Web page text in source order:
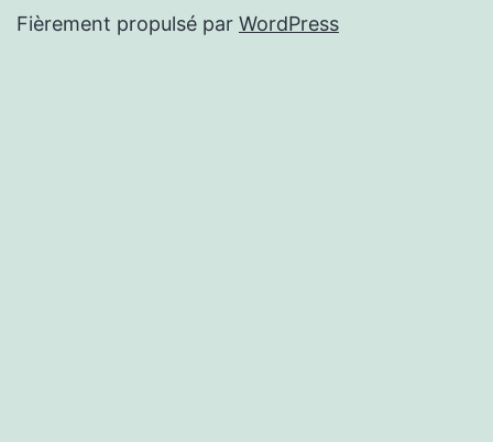
Fièrement propulsé par WordPress